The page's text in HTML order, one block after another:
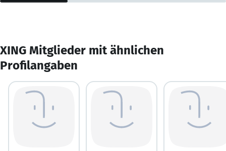
XING Mitglieder mit ähnlichen
Profilangaben